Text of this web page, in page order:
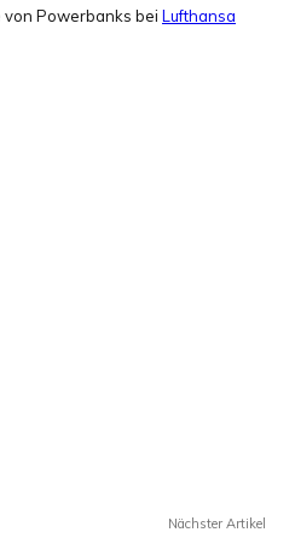
von Powerbanks bei Lufthansa
Nächster Artikel